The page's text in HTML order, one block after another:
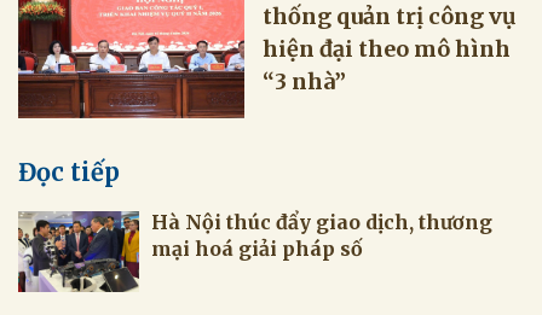
thống quản trị công vụ
hiện đại theo mô hình
“3 nhà”
Đọc tiếp
Hà Nội thúc đẩy giao dịch, thương
mại hoá giải pháp số